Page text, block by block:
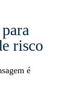
risco
é